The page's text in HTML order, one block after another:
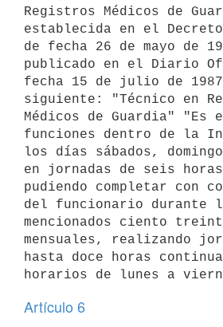
Registros Médicos de
establecida en el Decreto
de fecha 26 de mayo de
publicado en el Diario
fecha 15 de julio de
siguiente: "Técnico en
Médicos de Guardia" "Es
funciones dentro de la
los días sábados,
en jornadas de seis
pudiendo completar con
del funcionario durante
mencionados ciento
mensuales, realizando
hasta doce horas
Artículo 6